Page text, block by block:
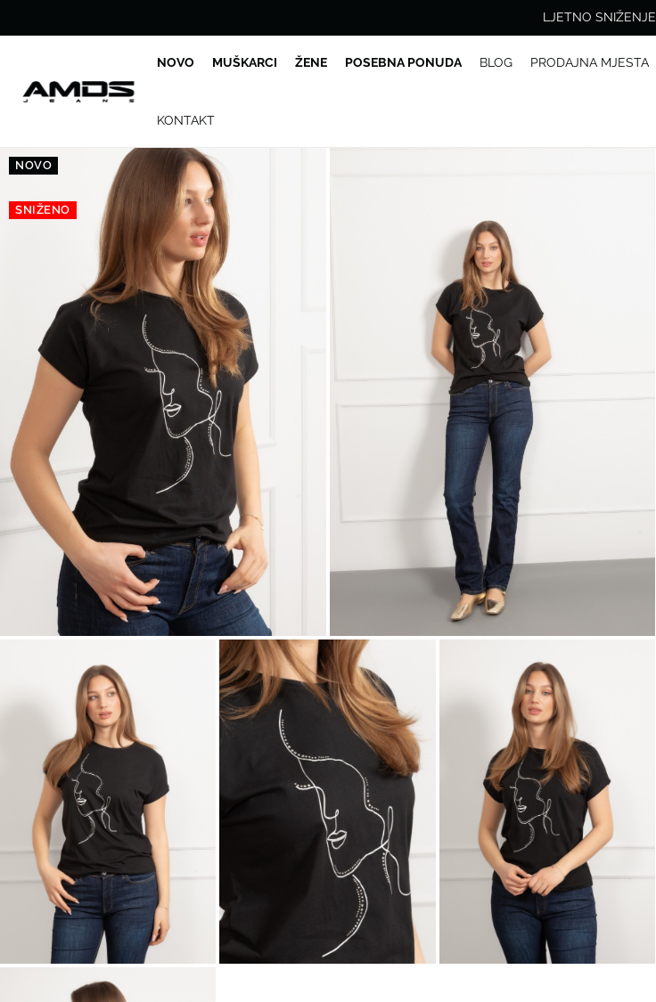
LJETNO SNIŽENJE
NOVO MUŠKARCI ŽENE POSEBNA PONUDA BLOG PRODAJNA MJESTA
KONTAKT
NOVO
SNIŽENO